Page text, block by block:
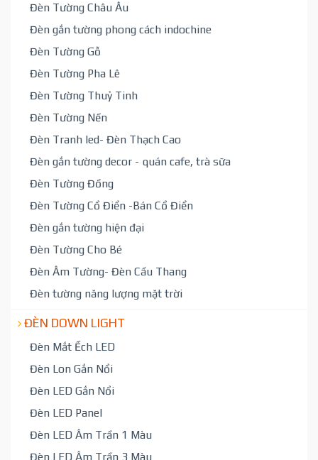
Đèn Tường Châu Âu
Đèn gắn tường phong cách indochine
Đèn Tường Gỗ
Đèn Tường Pha Lê
Đèn Tường Thuỷ Tinh
Đèn Tường Nến
Đèn Tranh led- Đèn Thạch Cao
Đèn gắn tường decor - quán cafe, trà sữa
Đèn Tường Đồng
Đèn Tường Cổ Điển -Bán Cổ Điển
Đèn gắn tường hiện đại
Đèn Tường Cho Bé
Đèn Âm Tường- Đèn Cầu Thang
Đèn tường năng lượng mặt trời
ĐÈN DOWN LIGHT
Đèn Mắt Ếch LED
Đèn Lon Gắn Nổi
Đèn LED Gắn Nổi
Đèn LED Panel
Đèn LED Âm Trần 1 Màu
Đèn LED Âm Trần 3 Màu